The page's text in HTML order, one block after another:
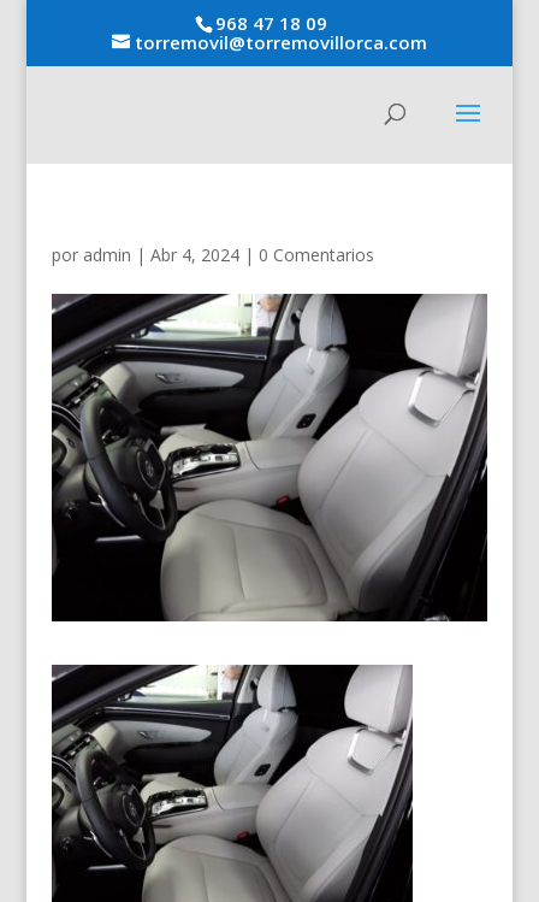
968 47 18 09
torremovil@torremovillorca.com
por admin | Abr 4, 2024| 0 Comentarios